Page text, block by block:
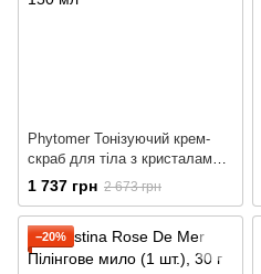
Phytomer Тонізуючий крем-
скраб для тіла з кристалами
морської солі
1 737 грн 2 673 грн
−20%